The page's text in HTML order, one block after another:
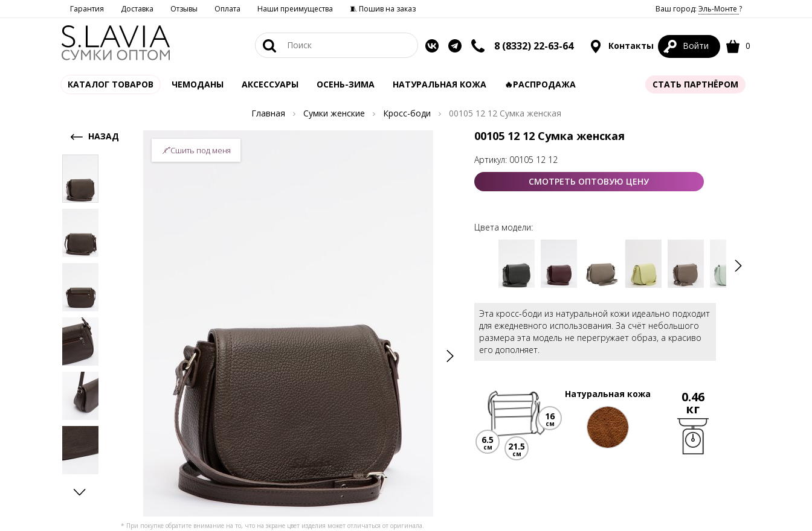
Гарантия Доставка Отзывы Оплата Наши преимущества 🧵 Пошив на заказ Ваш город: Эль-Монте ?
8 (8332) 22-63-64 Контакты Войти 0
КАТАЛОГ ТОВАРОВ ЧЕМОДАНЫ АКСЕССУАРЫ ОСЕНЬ-ЗИМА НАТУРАЛЬНАЯ КОЖА 🔥РАСПРОДАЖА СТАТЬ ПАРТНЁРОМ
Главная Сумки женские Кросс-боди
00105 12 12 Сумка женская
НАЗАД
* При покупке обратите внимание на то, что на экране цвет изделия может отличаться от оригинала.
Сшить под меня
00105 12 12 Сумка женская
Артикул: 00105 12 12
СМОТРЕТЬ ОПТОВУЮ ЦЕНУ
Цвета модели:
Эта кросс-боди из натуральной кожи идеально подходит
для ежедневного использования. За счёт небольшого
размера эта модель не перегружает образ, а красиво
его дополняет.
6.5
см
16
см
21.5
см
Натуральная кожа 0.46
кг